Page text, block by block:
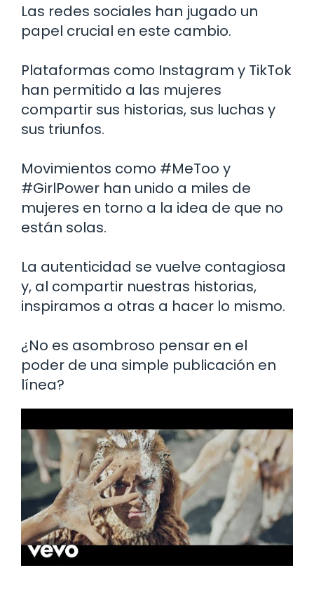
Las redes sociales han jugado un
papel crucial en este cambio.
Plataformas como Instagram y TikTok
han permitido a las mujeres
compartir sus historias, sus luchas y
sus triunfos.
Movimientos como #MeToo y
#GirlPower han unido a miles de
mujeres en torno a la idea de que no
están solas.
La autenticidad se vuelve contagiosa
y, al compartir nuestras historias,
inspiramos a otras a hacer lo mismo.
¿No es asombroso pensar en el
poder de una simple publicación en
línea?